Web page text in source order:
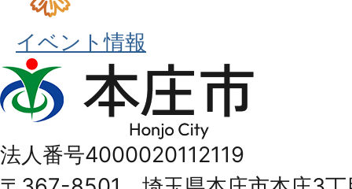
イベント情報
本
庄
Honjo
法人番号4000020112119